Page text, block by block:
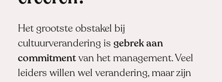
Het grootste obstakel bij
cultuurverandering is gebrek aan
commitmentvan het management. Veel
leiders willen wel verandering, maar zijn